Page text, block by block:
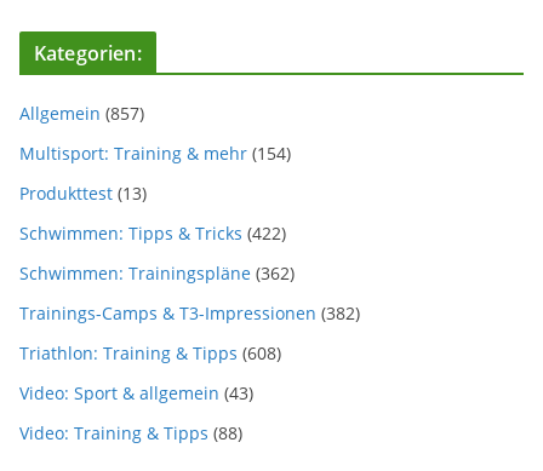
Kategorien:
Allgemein (857)
Multisport: Training & mehr (154)
Produkttest (13)
Schwimmen: Tipps & Tricks (422)
Schwimmen: Trainingspläne (362)
Trainings-Camps & T3-Impressionen (382)
Triathlon: Training & Tipps (608)
Video: Sport & allgemein (43)
Video: Training & Tipps (88)